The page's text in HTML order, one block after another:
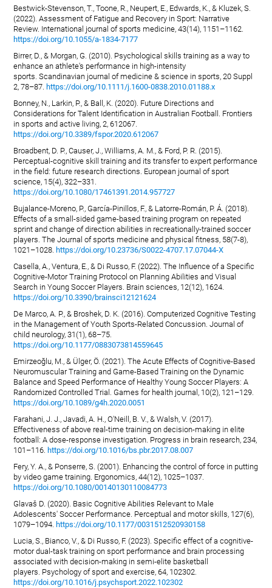
Bestwick-Stevenson, T., Toone, R., Neupert, E., Edwards, K., & Kluzek, S.
(2022). Assessment of Fatigue and Recovery in Sport: Narrative
Review. International journal of sports medicine, 43(14), 1151–1162.
https://doi.org/10.1055/a-1834-7177
Birrer, D., & Morgan, G. (2010). Psychological skills training as a way to
enhance an athlete's performance in high-intensity
sports. Scandinavian journal of medicine & science in sports, 20 Suppl
2, 78–87. https://doi.org/10.1111/j.1600-0838.2010.01188.x
Bonney, N., Larkin, P., & Ball, K. (2020). Future Directions and
Considerations for Talent Identification in Australian Football. Frontiers
in sports and active living, 2, 612067.
https://doi.org/10.3389/fspor.2020.612067
Broadbent, D. P., Causer, J., Williams, A. M., & Ford, P. R. (2015).
Perceptual-cognitive skill training and its transfer to expert performance
in the field: future research directions. European journal of sport
science, 15(4), 322–331.
https://doi.org/10.1080/17461391.2014.957727
Bujalance-Moreno, P., García-Pinillos, F., & Latorre-Román, P. Á. (2018).
Effects of a small-sided game-based training program on repeated
sprint and change of direction abilities in recreationally-trained soccer
players. The Journal of sports medicine and physical fitness, 58(7-8),
1021–1028. https://doi.org/10.23736/S0022-4707.17.07044-X
Casella, A., Ventura, E., & Di Russo, F. (2022). The Influence of a Specific
Cognitive-Motor Training Protocol on Planning Abilities and Visual
Search in Young Soccer Players. Brain sciences, 12(12), 1624.
https://doi.org/10.3390/brainsci12121624
De Marco, A. P., & Broshek, D. K. (2016). Computerized Cognitive Testing
in the Management of Youth Sports-Related Concussion. Journal of
child neurology, 31(1), 68–75.
https://doi.org/10.1177/0883073814559645
Emirzeoğlu, M., & Ülger, Ö. (2021). The Acute Effects of Cognitive-Based
Neuromuscular Training and Game-Based Training on the Dynamic
Balance and Speed Performance of Healthy Young Soccer Players: A
Randomized Controlled Trial. Games for health journal, 10(2), 121–129.
https://doi.org/10.1089/g4h.2020.0051
Farahani, J. J., Javadi, A. H., O'Neill, B. V., & Walsh, V. (2017).
Effectiveness of above real-time training on decision-making in elite
football: A dose-response investigation. Progress in brain research, 234,
101–116. https://doi.org/10.1016/bs.pbr.2017.08.007
Fery, Y. A., & Ponserre, S. (2001). Enhancing the control of force in putting
by video game training. Ergonomics, 44(12), 1025–1037.
https://doi.org/10.1080/00140130110084773
Glavaš D. (2020). Basic Cognitive Abilities Relevant to Male
Adolescents' Soccer Performance. Perceptual and motor skills, 127(6),
1079–1094. https://doi.org/10.1177/0031512520930158
Lucia, S., Bianco, V., & Di Russo, F. (2023). Specific effect of a cognitive-
motor dual-task training on sport performance and brain processing
associated with decision-making in semi-elite basketball
players. Psychology of sport and exercise, 64, 102302.
https://doi.org/10.1016/j.psychsport.2022.102302